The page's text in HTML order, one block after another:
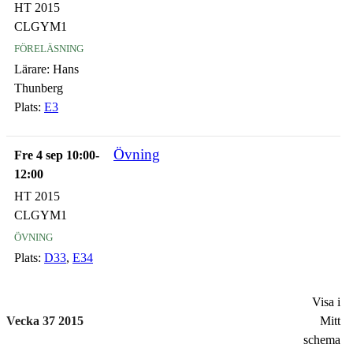
HT 2015
CLGYM1
föreläsning
Lärare: Hans
Thunberg
Plats: E3
Fre 4 sep 10:00-
12:00
Övning
HT 2015
CLGYM1
övning
Plats: D33, E34
Vecka 37 2015
Visa i
Mitt
schema